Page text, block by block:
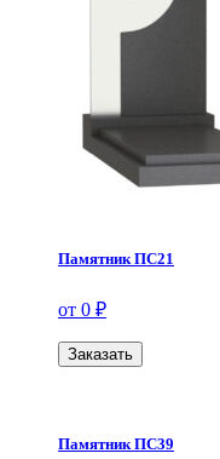
Памятник ПС21
от 0 ₽
Заказать
Памятник ПС39